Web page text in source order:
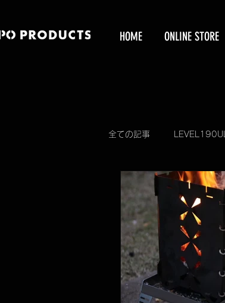
HOME ONLINE STORE
全ての記事 LEVEL190UL
予約販売受付 掲
進捗状況のお知らせ